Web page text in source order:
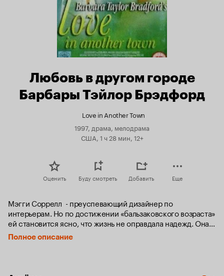
Любовь в другом городе
Барбары Тэйлор Брэдфорд
Love in Another Town
1997, драма, мелодрама
США, 1 ч 28 мин, 12+
Оценить Буду смотреть Добавить Еще
Мэгги Соррелл  - преуспевающий дизайнер по
интерьерам. Но по достижении «бальзаковского возраста»
ей становится ясно, что жизнь не оправдала надежд. Она
не видится со ставшими взрослыми детьми, а ее гуляка-
муж подает на развод. Мэгги переезжает в маленький
Полное описание